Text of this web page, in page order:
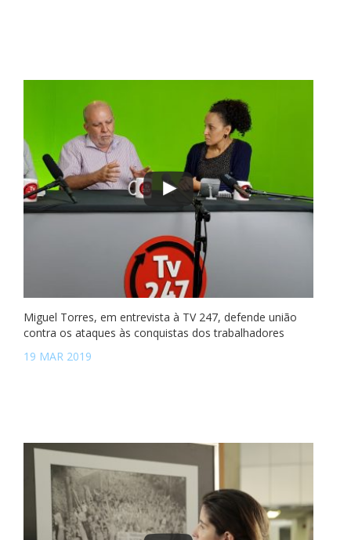
Miguel Torres, em entrevista à TV 247, defende união
contra os ataques às conquistas dos trabalhadores
19 MAR 2019